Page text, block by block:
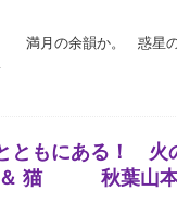
月の余韻か。 惑星の
ともにある！
＆ 猫 秋葉山本